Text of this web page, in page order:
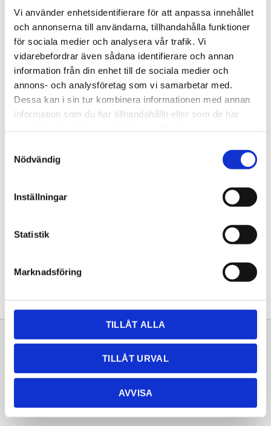
Vi använder enhetsidentifierare för att anpassa innehållet
och annonserna till användarna, tillhandahålla funktioner
för sociala medier och analysera vår trafik. Vi
vidarebefordrar även sådana identifierare och annan
information från din enhet till de sociala medier och
annons- och analysföretag som vi samarbetar med.
Dessa kan i sin tur kombinera informationen med annan
information som du har tillhandahållit eller som de har
Nödvändig
Inställningar
Statistik
Marknadsföring
TILLÅT ALLA
TILLÅT URVAL
AVVISA
4 550,00KR
Antal
Lagervara
Artikelnr
20251825
Sortiment
Natursten
Information
Frågor & svar
Köpvillkor